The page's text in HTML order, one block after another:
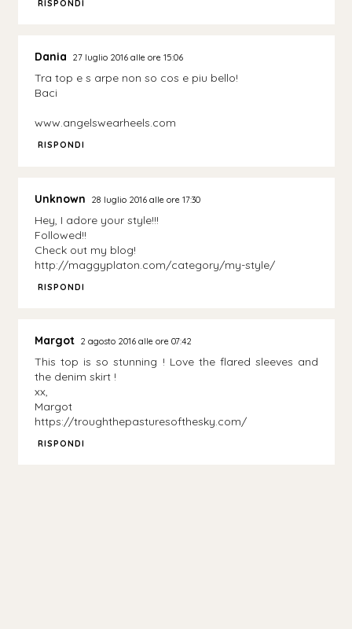
RISPONDI
Dania 27 luglio 2016 alle ore 15:06
Tra top e s arpe non so cos e piu bello!
Baci
www.angelswearheels.com
RISPONDI
Unknown 28 luglio 2016 alle ore 17:30
Hey, I adore your style!!!
Followed!!
Check out my blog!
http://maggyplaton.com/category/my-style/
RISPONDI
Margot 2 agosto 2016 alle ore 07:42
This top is so stunning ! Love the flared sleeves and
the denim skirt !
xx,
Margot
https://troughthepasturesofthesky.com/
RISPONDI